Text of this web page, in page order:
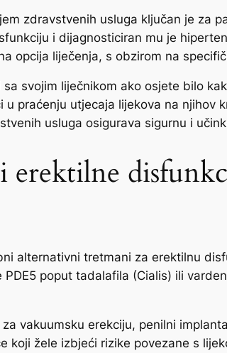
zdravstvenih usluga ključan je za
i dijagnosticiran mu je
opcija liječenja, s obzirom na
svojim liječnikom ako osjete bilo
u praćenju utjecaja lijekova na njihov
usluga osigurava sigurnu i
alternativni tretmani za erektilnu
poput tadalafila (Cialis) ili
vakuumsku erekciju, penilni
koji žele izbjeći rizike povezane s